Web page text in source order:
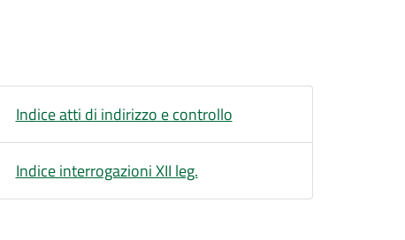
Indice atti di indirizzo e controllo
Indice interrogazioni XII leg.